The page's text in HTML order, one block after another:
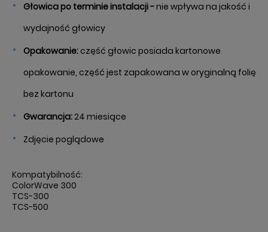
Głowica po terminie instalacji -nie wpływa na jakość i
wydajność głowicy
Opakowanie:część głowic posiada kartonowe
opakowanie, część jest zapakowana w oryginalną folię
bez kartonu
Gwarancja:24 miesiące
Zdjęcie poglądowe
Kompatybilność:
ColorWave 300
TCS-300
TCS-500